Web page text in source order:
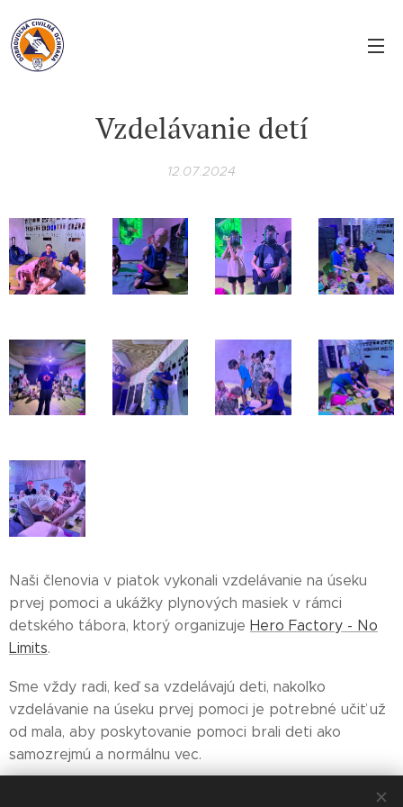
Vzdelávanie detí
12.07.2024
Naši členovia v piatok vykonali vzdelávanie na úseku
prvej pomoci a ukážky plynových masiek v rámci
detského tábora, ktorý organizuje Hero Factory - No
Limits.
Sme vždy radi, keď sa vzdelávajú deti, nakoľko
vzdelávanie na úseku prvej pomoci je potrebné učiť už
od mala, aby poskytovanie pomoci brali deti ako
samozrejmú a normálnu vec.